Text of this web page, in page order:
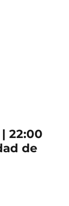
22:00
de